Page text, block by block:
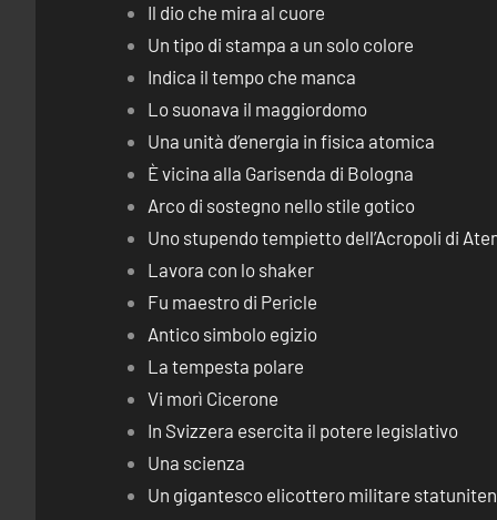
Il dio che mira al cuore
Un tipo di stampa a un solo colore
Indica il tempo che manca
Lo suonava il maggiordomo
Una unità d’energia in fisica atomica
È vicina alla Garisenda di Bologna
Arco di sostegno nello stile gotico
Uno stupendo tempietto dell’Acropoli di
Lavora con lo shaker
Fu maestro di Pericle
Antico simbolo egizio
La tempesta polare
Vi morì Cicerone
In Svizzera esercita il potere legislativo
Una scienza
Un gigantesco elicottero militare